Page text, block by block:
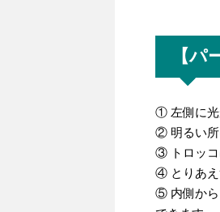
【パ
① 左側に光
② 明るい所
③ トロッコ
④ とりあえ
⑤ 内側から